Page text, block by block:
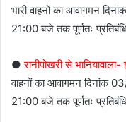
भारी वाहनों का आवागमन
21:00 बजे तक पूर्णतः
●रानीपोखरी से भानियावाला-
वाहनों का आवागमन दिनांक
21:00 बजे तक पूर्णतः